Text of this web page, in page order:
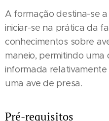
A formação destina-se
iniciar-se na prática da
conhecimentos sobre
maneio, permitindo uma
informada
uma ave de presa.
Pré-requisitos